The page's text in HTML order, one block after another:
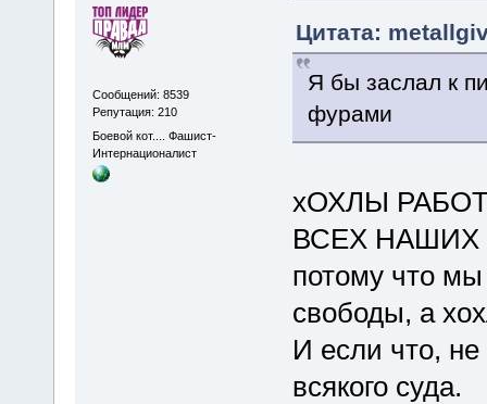
Сообщений: 8539
Репутация: 210
Боевой кот.... Фашист-
Интернационалист
Цитата:
Я бы заслал к
фурами
хОХЛЫ
ВСЕХ НАШИХ
потому что
свободы, а
И если что, не
всякого суда.